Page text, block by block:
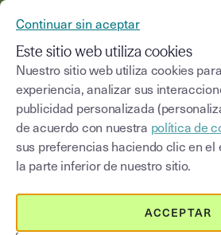
YOUTRUST (EX YOUTRUST)
Youtrust, la
francesa y
Continuar sin aceptar
Este sitio web utiliza cookies
Nuestro sitio web utiliza cookies
experiencia, analizar sus
publicidad personalizada
de acuerdo con nuestra política de
sus preferencias haciendo clic en el
la parte inferior de nuestro sitio.
ACCEPTAR